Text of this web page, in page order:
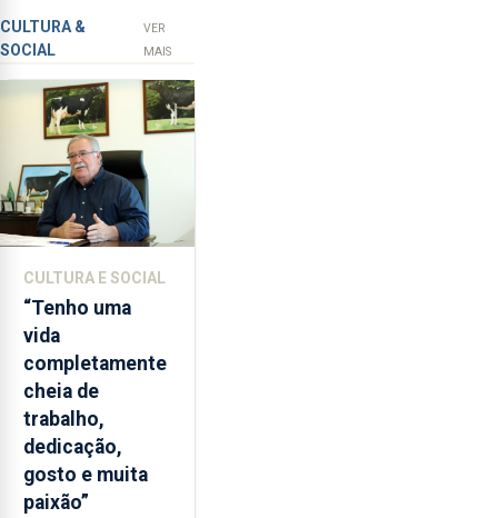
apanha
ilegal
de
lapas
entre
2022
e
2026.
A
ilha
das
Flores
apresenta
um
“decréscimo
significativo”
da
CPUE
entre
novos
instrumentos
CULTURA &
SOCIAL
VER
MAIS
CULTURA E SOCIAL
“Tenho uma
vida
completamente
cheia de
trabalho,
dedicação,
gosto e muita
paixão”